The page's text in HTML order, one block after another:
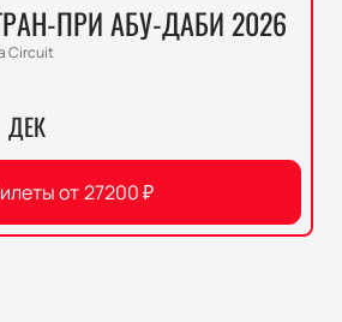
ПРИ АБУ-ДАБИ 2026
Circuit
ДЕК
от27200₽